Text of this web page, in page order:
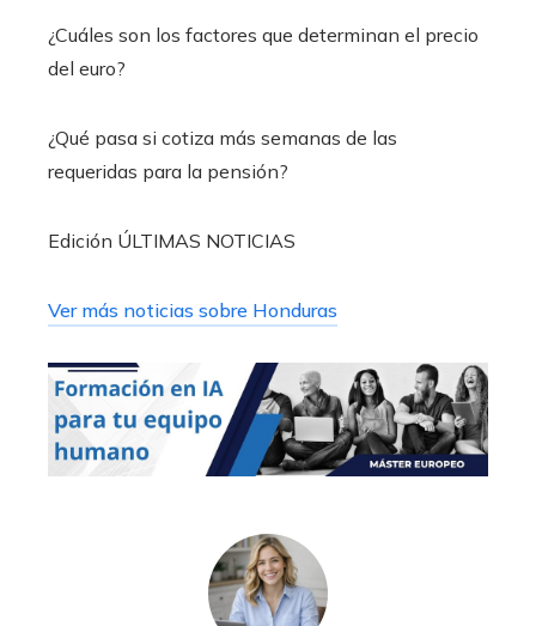
¿Cuáles son los factores que determinan el precio
del euro?
¿Qué pasa si cotiza más semanas de las
requeridas para la pensión?
Edición ÚLTIMAS NOTICIAS
Ver más noticias sobre Honduras